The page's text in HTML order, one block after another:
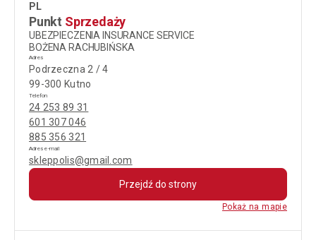
PL
Punkt Sprzedaży
UBEZPIECZENIA INSURANCE SERVICE
BOŻENA RACHUBIŃSKA
Adres
Podrzeczna 2 / 4
99-300 Kutno
Telefon
24 253 89 31
601 307 046
885 356 321
Adres e-mail
skleppolis@gmail.com
Przejdź do strony
Pokaż na mapie